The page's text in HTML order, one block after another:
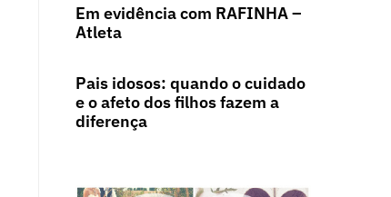
Em evidência com RAFINHA –
Atleta
Pais idosos: quando o cuidado
e o afeto dos filhos fazem a
diferença